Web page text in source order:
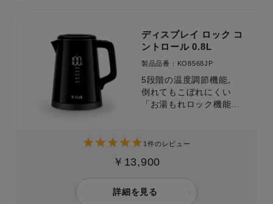
ディスプレイ ロック コ
ントロール 0.8L
製品品番：KO8568JP
5段階の温度調節機能。
倒れてもこぼれにくい
「お湯もれロック機能」
1件のレビュー
￥13,900
詳細を見る